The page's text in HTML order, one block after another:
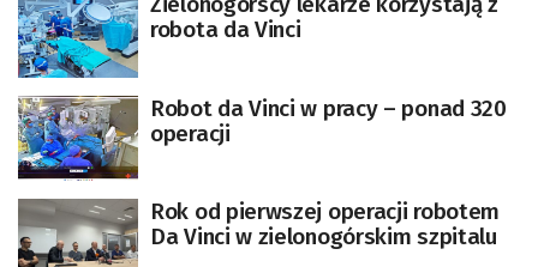
robota da Vinci
Robot da Vinci w pracy – ponad 320
operacji
Rok od pierwszej operacji robotem
Da Vinci w zielonogórskim szpitalu